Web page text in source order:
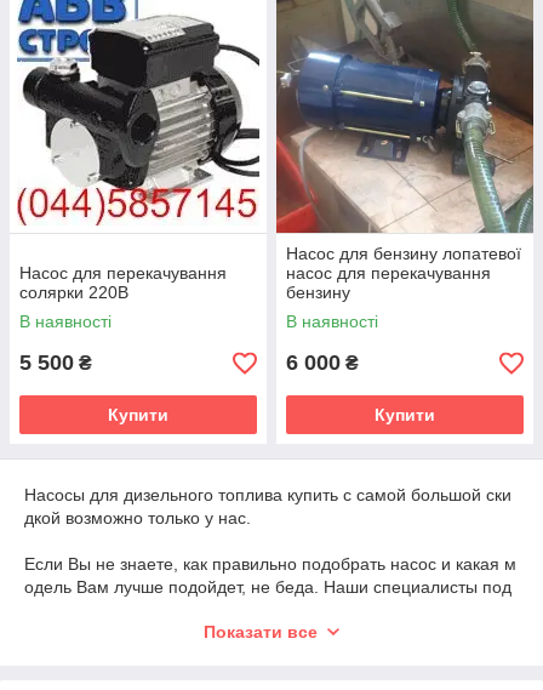
Насос для перекачування
солярки 220В
В наявності
5 500 ₴
Купити
Насос для бензину лопатевої
насос для перекачування
бензину
В наявності
6 000 ₴
Купити
Насосы для дизельного топлива купить с самой большой ски
дкой возможно только у нас.
Если Вы не знаете, как правильно подобрать насос и какая м
одель Вам лучше подойдет, не беда. Наши специалисты под
Показати все